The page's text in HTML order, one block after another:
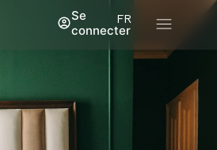
FR
Se
connecter